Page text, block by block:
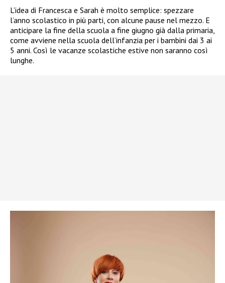
L’idea di Francesca e Sarah è molto semplice: spezzare
l’anno scolastico in più parti, con alcune pause nel mezzo. E
anticipare la fine della scuola a fine giugno già dalla primaria,
come avviene nella scuola dell’infanzia per i bambini dai 3 ai
5 anni. Così le vacanze scolastiche estive non saranno così
lunghe.